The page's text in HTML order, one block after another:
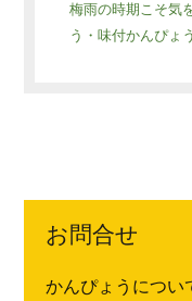
梅雨の時期こそ気
う・味付かんぴ
お問合せ
かんぴょうについ